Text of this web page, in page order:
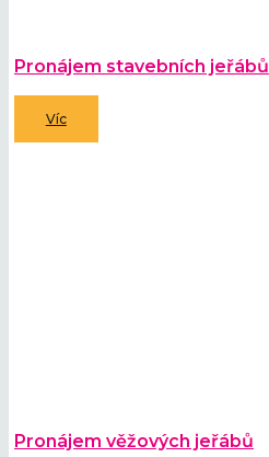
Pronájem stavebních jeřábů
Víc
Pronájem věžových jeřábů